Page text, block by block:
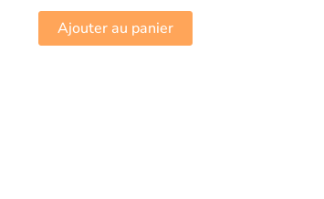
Ajouter au panier